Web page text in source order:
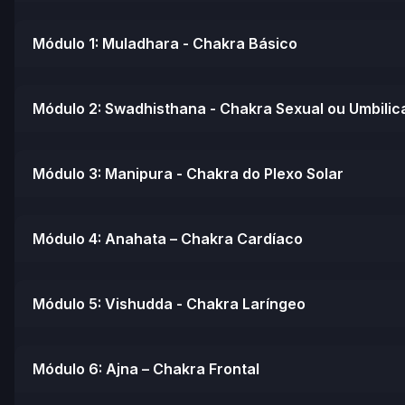
Módulo 1: Muladhara - Chakra Básico
Módulo 2: Swadhisthana - Chakra Sexual ou
Módulo 3: Manipura - Chakra do Plexo Solar
Módulo 4: Anahata – Chakra Cardíaco
Módulo 5: Vishudda - Chakra Laríngeo
Módulo 6: Ajna – Chakra Frontal